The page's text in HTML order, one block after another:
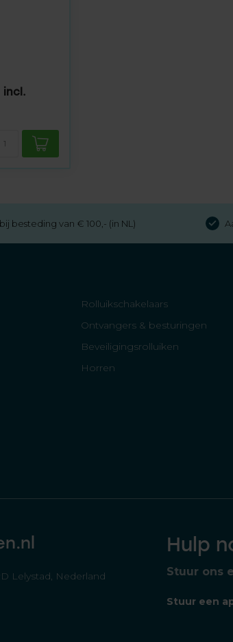
incl.
bij besteding van € 100,- (in NL)
Rolluikschakelaars
Ontvangers & besturingen
Beveiligingsrolluiken
Horren
Lelystad, Nederland
Hulp
Stuur ons
Stuur een